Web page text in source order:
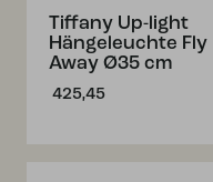
Tiffany Up-light
Hängeleuchte Fly
Away Ø35 cm
425,45